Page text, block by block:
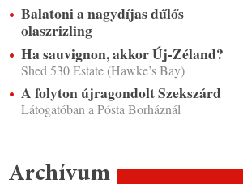
Balatoni a nagydíjas dűlős
olaszrizling
Ha sauvignon, akkor Új-Zéland?
Shed 530 Estate (Hawke’s Bay)
A folyton újragondolt Szekszárd
Látogatóban a Pósta Borháznál
Archívum